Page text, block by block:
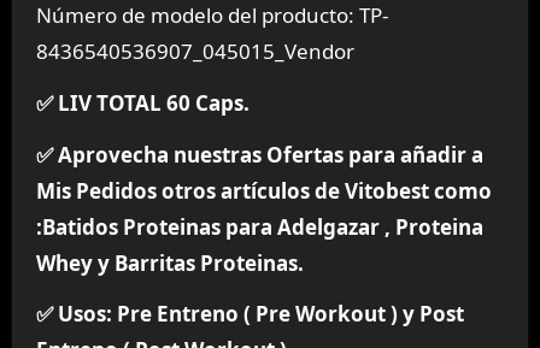
Número de modelo del producto: TP-
8436540536907_045015_Vendor
✅ LIV TOTAL 60 Caps.
✅ Aprovecha nuestras Ofertas para añadir a
Mis Pedidos otros artículos de Vitobest como
:Batidos Proteinas para Adelgazar , Proteina
Whey y Barritas Proteinas.
✅ Usos: Pre Entreno ( Pre Workout ) y Post